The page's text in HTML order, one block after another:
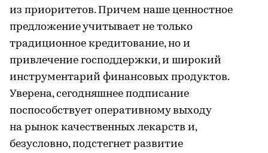
из приоритетов. Причем наше ценностное
предложение учитывает не только
традиционное кредитование, но и
привлечение господдержки, и широкий
инструментарий финансовых продуктов.
Уверена, сегодняшнее подписание
поспособствует оперативному выходу
на рынок качественных лекарств и,
безусловно, подстегнет развитие